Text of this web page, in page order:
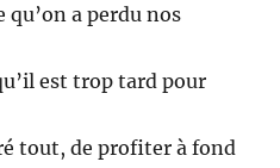
a perdu nos
est trop tard pour
tout, de profiter à fond